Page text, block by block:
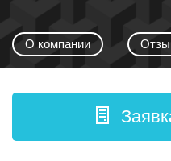
О компании